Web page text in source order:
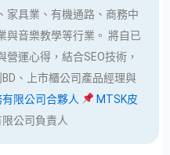
家具業、有機通路、商務中
與音樂教學等行業。 將自已
運心得，結合SEO技術，
、上市櫃公司產品經理與
限公司合夥人
MTSK皮
公司負責人